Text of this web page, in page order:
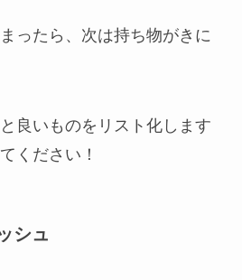
ったら、次は持ち物がきに
良いものをリスト化します
ください！
シュ